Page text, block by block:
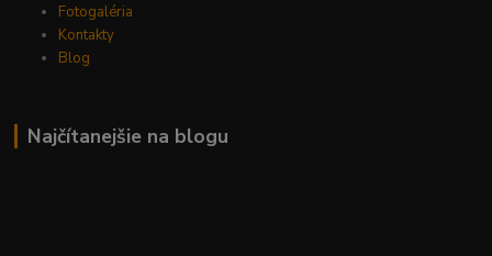
Fotogaléria
Kontakty
Blog
Najčítanejšie na blogu